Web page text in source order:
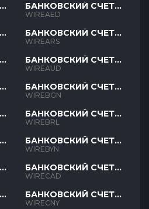
БАНКОВСКИЙ СЧЕТ
AED
WIREAED
БАНКОВСКИЙ СЧЕТ
ARS
WIREARS
БАНКОВСКИЙ СЧЕТ
AUD
WIREAUD
БАНКОВСКИЙ СЧЕТ
BGN
WIREBGN
БАНКОВСКИЙ СЧЕТ
BRL
WIREBRL
БАНКОВСКИЙ СЧЕТ
BYN
WIREBYN
БАНКОВСКИЙ СЧЕТ
CAD
WIRECAD
БАНКОВСКИЙ СЧЕТ
CNY
WIRECNY